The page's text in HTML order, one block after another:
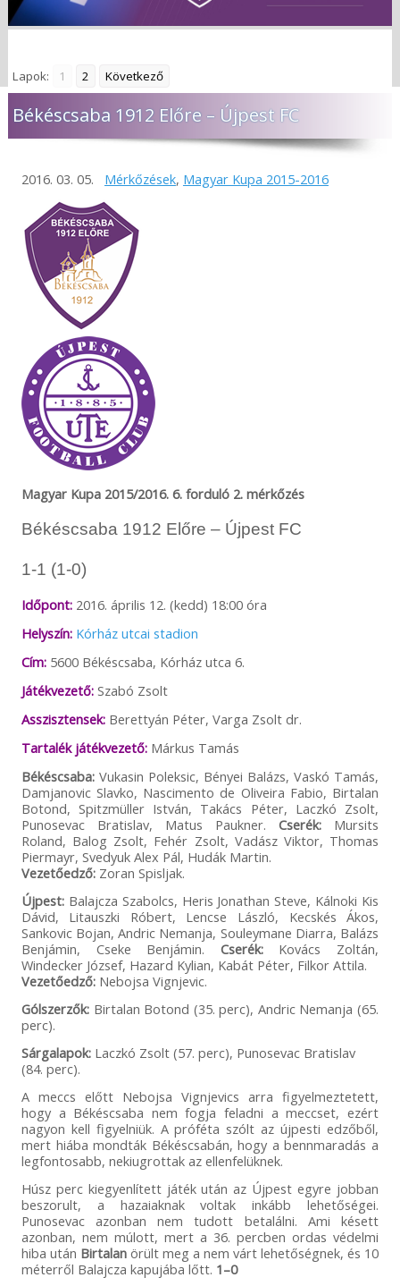
Lapok: 1 2 Következő
Békéscsaba 1912 Előre – Újpest FC
2016. 03. 05. Mérkőzések, Magyar Kupa 2015-2016
Magyar Kupa 2015/2016. 6. forduló 2. mérkőzés
Békéscsaba 1912 Előre – Újpest FC
1-1 (1-0)
Időpont:2016. április 12. (kedd) 18:00 óra
Helyszín: Kórház utcai stadion
Cím:5600 Békéscsaba, Kórház utca 6.
Játékvezető:Szabó Zsolt
Asszisztensek: Berettyán Péter, Varga Zsolt dr.
Tartalék játékvezető:Márkus Tamás
Békéscsaba:Vukasin Poleksic, Bényei Balázs, Vaskó Tamás,
Damjanovic Slavko, Nascimento de Oliveira Fabio, Birtalan
Botond, Spitzmüller István, Takács Péter, Laczkó Zsolt,
Punosevac Bratislav, Matus Paukner.Cserék: Mursits
Roland, Balog Zsolt, Fehér Zsolt, Vadász Viktor, Thomas
Piermayr, Svedyuk Alex Pál, Hudák Martin.
Vezetőedző:Zoran Spisljak.
Újpest:Balajcza Szabolcs, Heris Jonathan Steve, Kálnoki Kis
Dávid, Litauszki Róbert, Lencse László, Kecskés Ákos,
Sankovic Bojan, Andric Nemanja, Souleymane Diarra, Balázs
Benjámin, Cseke Benjámin. Cserék:Kovács Zoltán,
Windecker József, Hazard Kylian, Kabát Péter, Filkor Attila.
Vezetőedző:Nebojsa Vignjevic.
Gólszerzők:Birtalan Botond (35. perc), Andric Nemanja (65.
perc).
Sárgalapok:Laczkó Zsolt (57. perc), Punosevac Bratislav
(84. perc).
A meccs előtt Nebojsa Vignjevics arra figyelmeztetett,
hogy a Békéscsaba nem fogja feladni a meccset, ezért
nagyon kell figyelniük. A próféta szólt az újpesti edzőből,
mert hiába mondták Békéscsabán, hogy a bennmaradás a
legfontosabb, nekiugrottak az ellenfelüknek.
Húsz perc kiegyenlített játék után az Újpest egyre jobban
beszorult, a hazaiaknak voltak inkább lehetőségei.
Punosevac azonban nem tudott betalálni. Ami késett
azonban, nem múlott, mert a 36. percben ordas védelmi
hiba után Birtalanörült meg a nem várt lehetőségnek, és 10
méterről Balajcza kapujába lőtt. 1–0